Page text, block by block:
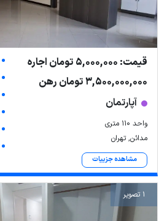
قیمت: 5,000,000 تومان اجاره
3,500,000,000 تومان رهن
آپارتمان
واحد ۱۱۰ متری
مدائن, تهران
مشاهده جزییات
1 تصویر